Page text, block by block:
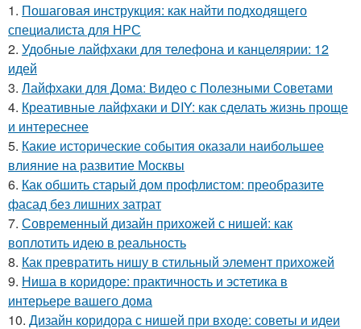
1. Пошаговая инструкция: как найти подходящего
специалиста для НРС
2. Удобные лайфхаки для телефона и канцелярии: 12
идей
3. Лайфхаки для Дома: Видео с Полезными Советами
4. Креативные лайфхаки и DIY: как сделать жизнь проще
и интереснее
5. Какие исторические события оказали наибольшее
влияние на развитие Москвы
6. Как обшить старый дом профлистом: преобразите
фасад без лишних затрат
7. Современный дизайн прихожей с нишей: как
воплотить идею в реальность
8. Как превратить нишу в стильный элемент прихожей
9. Ниша в коридоре: практичность и эстетика в
интерьере вашего дома
10. Дизайн коридора с нишей при входе: советы и идеи